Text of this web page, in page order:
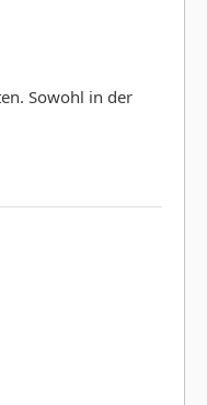
Sowohl in der